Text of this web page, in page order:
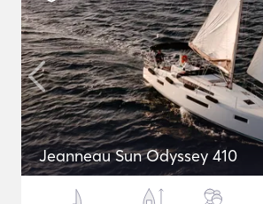
Jeanneau Sun Odyssey 410